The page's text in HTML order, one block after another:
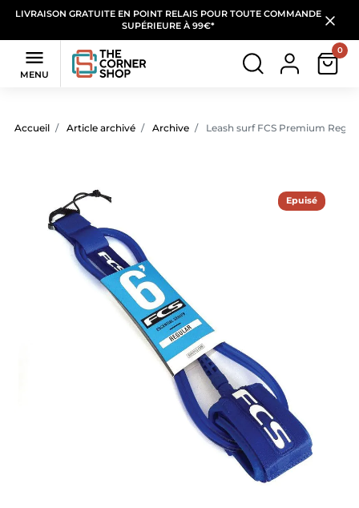
LIVRAISON GRATUITE EN POINT RELAIS POUR TOUTE COMMANDE
SUPÉRIEURE À 99€*

MENU
0
Accueil Article archivé Archive Leash surf FCS Premium
Epuisé